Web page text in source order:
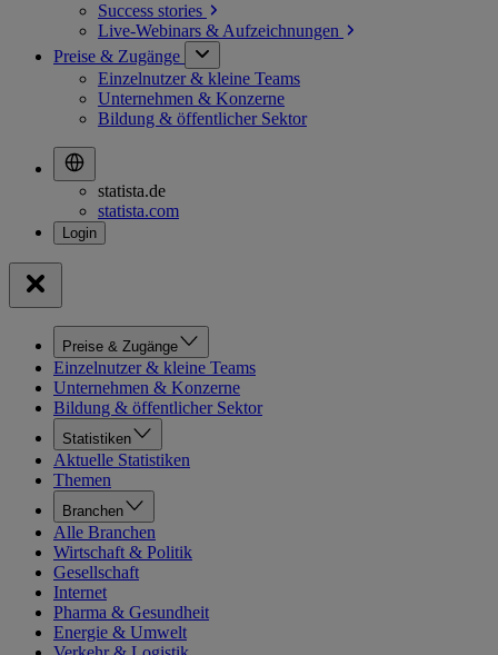
Success stories
Live-Webinars & Aufzeichnungen
Preise & Zugänge
Einzelnutzer & kleine Teams
Unternehmen & Konzerne
Bildung & öffentlicher Sektor
statista.de
statista.com
Preise & Zugänge
Einzelnutzer & kleine Teams
Unternehmen & Konzerne
Bildung & öffentlicher Sektor
Statistiken
Aktuelle Statistiken
Themen
Branchen
Alle Branchen
Wirtschaft & Politik
Gesellschaft
Internet
Pharma & Gesundheit
Energie & Umwelt